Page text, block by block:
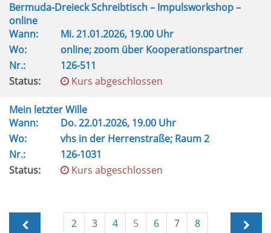
Bermuda-Dreieck Schreibtisch – Impulsworkshop –
online
Wann:
Mi.21.01.2026, 19.00 Uhr
Wo:
online; zoom über Kooperationspartner
Nr.:
126-511
Status:
Kurs abgeschlossen
Mein letzter Wille
Wann:
Do.22.01.2026, 19.00 Uhr
Wo:
vhs in der Herrenstraße; Raum 2
Nr.:
126-1031
Status:
Kurs abgeschlossen
2 3 4 5 6 7 8